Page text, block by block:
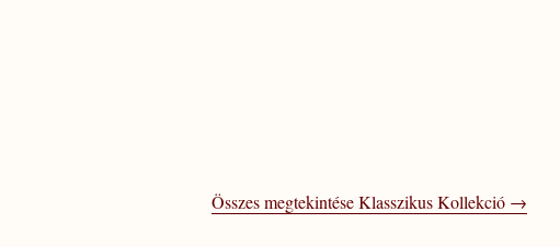
Összes megtekintése Klasszikus Kollekció →